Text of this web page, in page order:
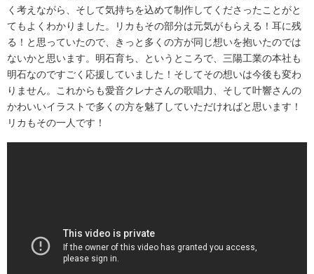
く考えながら、そして気持ちを込めて制作してくださったことがと
てもよくわかりました。リカもその部分は元気がもらえる！耳に残
る！と思っていたので、きっと多くの方が同じ想いを抱いたのでは
ないかと思います。明石育ち、というところで、三陽工業の本社も
明石なのですごく応援していました！そしてその想いは今後も変わ
りません。これからも愛音クレナさんの歌唱力、そして叶響さんの
かわいいイラストで多くの方を魅了していただければと思います！
リカもその一人です！